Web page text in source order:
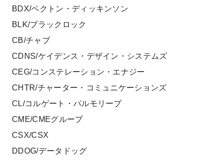
BDX/ベクトン・ディッキンソン
BLK/ブラックロック
CB/チャブ
CDNS/ケイデンス・デザイン・システムズ
CEG/コンステレーション・エナジー
CHTR/チャーター・コミュニケーションズ
CL/コルゲート・パルモリーブ
CME/CMEグループ
CSX/CSX
DDOG/データドッグ